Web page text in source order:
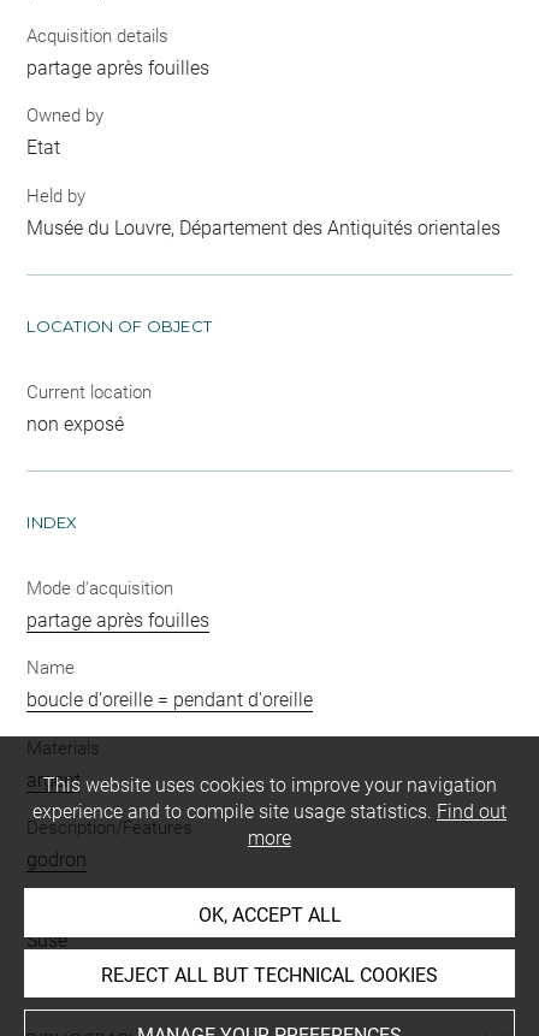
Acquisition details
partage après fouilles
Owned by
Etat
Held by
Musée du Louvre, Département des Antiquités orientales
LOCATION OF OBJECT
Current location
non exposé
INDEX
Mode d'acquisition
partage après fouilles
Name
boucle d'oreille = pendant d'oreille
Materials
argent
Description/Features
godron
Suse
This website uses cookies to improve your navigation
experience and to compile site usage statistics. Find out
more
OK, ACCEPT ALL
REJECT ALL BUT TECHNICAL COOKIES